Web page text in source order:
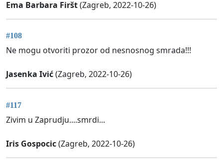
Ema Barbara Firšt(Zagreb, 2022-10-26)
#108
Ne mogu otvoriti prozor od nesnosnog smrada!!!
Jasenka Ivić(Zagreb, 2022-10-26)
#117
Zivim u Zaprudju....smrdi...
Iris Gospocic(Zagreb, 2022-10-26)